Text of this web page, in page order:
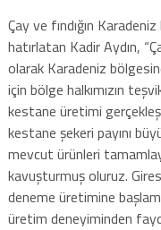
Çay ve fındığın
hatırlatan Kadir Aydın,
olarak Karadeniz
için bölge halkımızın
kestane üretimi
kestane şekeri payını
mevcut ürünleri
kavuşturmuş oluruz.
deneme üretimine
üretim deneyiminden